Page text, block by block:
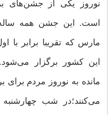
نوروز یکی از جشن‌های
است. این جشن همه
مارس که تقریبا برابر با
این کشور برگزار
مانده به نوروز مردم برای
می‌کنند؛در شب